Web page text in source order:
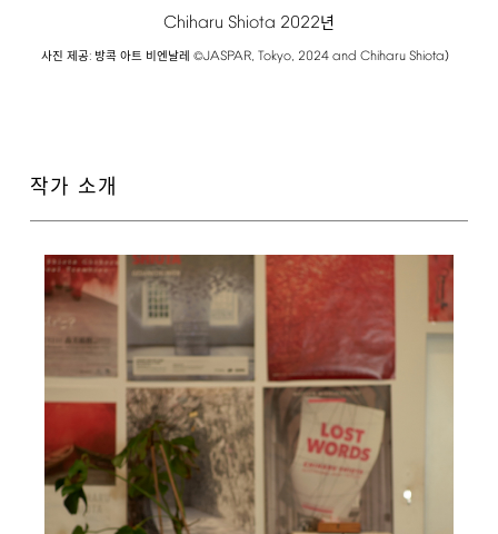
Chiharu Shiota 2022년
사진 제공: 방콕 아트 비엔날레 ©JASPAR, Tokyo, 2024 and Chiharu Shiota）
작가 소개